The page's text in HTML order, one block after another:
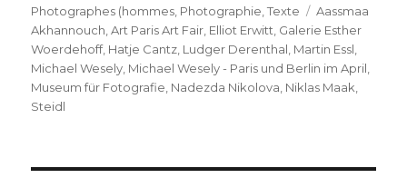
Photographes (hommes Photographie ,Texte Schlagwörter
Aassmaa
Akhannouch ,Art Paris Art Fair Elliot Erwitt Galerie Esther
Woerdehoff, Hatje Cantz Ludger Derenthal Martin Essl
Michael Wesely Michael Wesely - Paris und Berlin im April
Museum für Fotografie Nadezda Nikolova Niklas Maak
Steidl